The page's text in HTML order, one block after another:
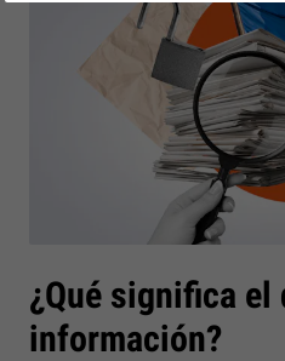
¿Qué significa el
información?